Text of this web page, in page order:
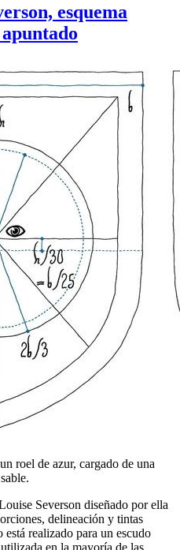
esquema
roel de azur, cargado de una
Severson diseñado por ella
delineación y tintas
realizado para un escudo
en la mayoría de las